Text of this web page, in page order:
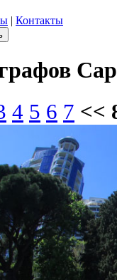
| Контакты
4 5 6 7 <<